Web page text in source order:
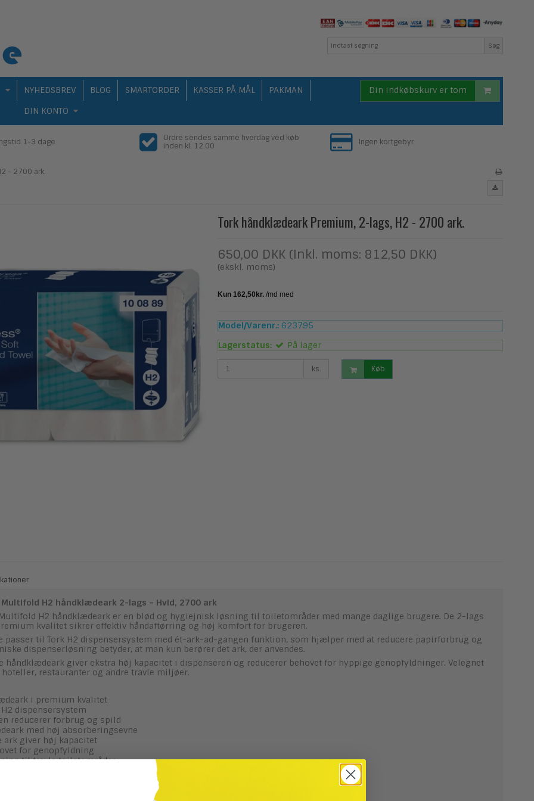
Søg
NYHEDSBREV BLOG SMARTORDER KASSER PÅ MÅL
PAKMAN
DIN KONTO
Din indkøbskurv er tom
1-3 dage
Ordre sendes samme hverdag ved køb
inden kl. 12.00
Ingen kortgebyr
- 2700 ark.
Tork håndklædeark Premium, 2-lags, H2 - 2700 ark.
650,00 DKK (Inkl. moms: 812,50 DKK)
(ekskl. moms)
Model/Varenr.: 623795
Lagerstatus:
På lager
ks. Køb
Multifold H2 håndklædeark 2-lags – Hvid, 2700 ark
H2 håndklædeark er en blød og hygiejnisk løsning til toiletområder med mange daglige brugere. De 2-lags
kvalitet sikrer effektiv håndaftørring og høj komfort for brugeren.
passer til Tork H2 dispensersystem med ét-ark-ad-gangen funktion, som hjælper med at reducere papirforbrug og
dispenserløsning betyder, at man kun berører det ark, der anvendes.
håndklædeark giver ekstra høj kapacitet i dispenseren og reducerer behovet for hyppige genopfyldninger. Velegnet
restauranter og andre travle miljøer.
i premium kvalitet
dispensersystem
reducerer forbrug og spild
med høj absorberingsevne
ark giver høj kapacitet
for genopfyldning
til travle toiletområder